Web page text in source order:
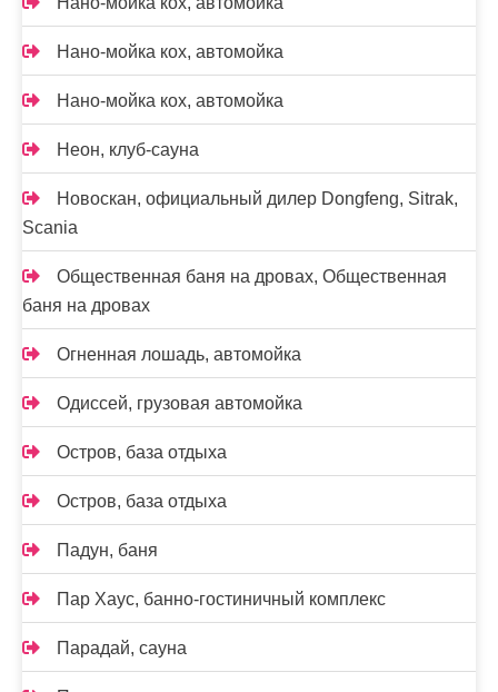
Нано-мойка кох, автомойка
Нано-мойка кох, автомойка
Неон, клуб-сауна
Новоcкан, официальный дилер Dongfeng, Sitrak,
Scania
Общественная баня на дровах, Общественная
баня на дровах
Огненная лошадь, автомойка
Одиссей, грузовая автомойка
Остров, база отдыха
Остров, база отдыха
Падун, баня
Пар Хаус, банно-гостиничный комплекс
Парадай, сауна